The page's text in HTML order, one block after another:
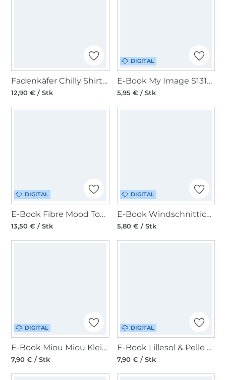
Fadenkäfer Chilly Shirt Erwachsene Papierschnittmuster
12,90 € / Stk
DIGITAL
E-Book My Image S1318 Top Heidi
5,95 € / Stk
DIGITAL
E-Book Fibre Mood Top Isola Damen
13,50 € / Stk
DIGITAL
E-Book Windschnittich Shirt Stine
5,80 € / Stk
DIGITAL
E-Book Miou Miou Kleid / Top LEVINA
7,90 € / Stk
DIGITAL
E-Book Lillesol & Pelle Oversize Shirt Solea Damen
7,90 € / Stk